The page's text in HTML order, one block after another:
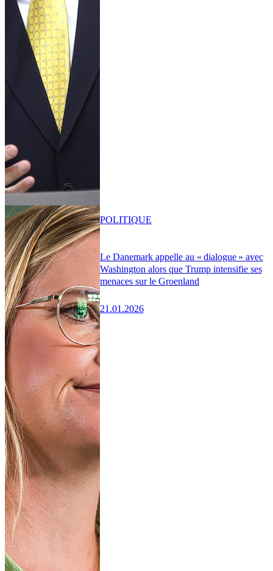
Le Danemark appelle au « dialogue » avec
Washington alors que Trump intensifie ses
menaces sur le Groenland
21.01.2026
POLITIQUE